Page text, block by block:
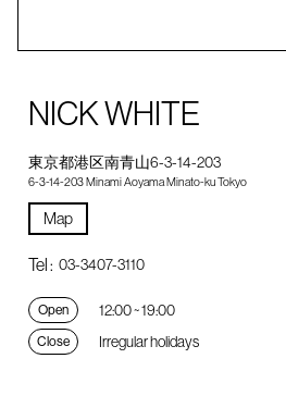
NICK WHITE
東京都港区南青山6-3-14-203
6-3-14-203 Minami Aoyama Minato-ku Tokyo
Map
Tel : 03-3407-3110
Open 12:00 ~ 19:00
Close Irregular holidays